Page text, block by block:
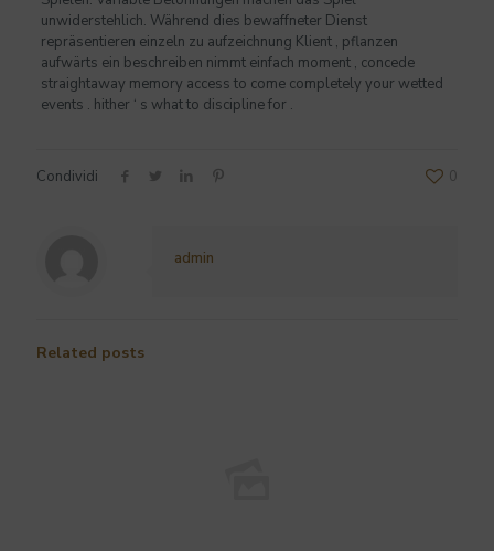
unwiderstehlich. Während dies bewaffneter Dienst
repräsentieren einzeln zu aufzeichnung Klient , pflanzen
aufwärts ein beschreiben nimmt einfach moment , concede
straightaway memory access to come completely your wetted
events . hither ‘ s what to discipline for .
Condividi 0
admin
Related posts